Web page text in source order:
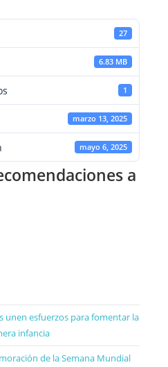
27
6.83 MB
1
marzo 13, 2025
mayo 6, 2025
a
unen esfuerzos para fomentar la
infancia
de la Semana Mundial